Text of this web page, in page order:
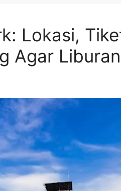
Lokasi,
Agar